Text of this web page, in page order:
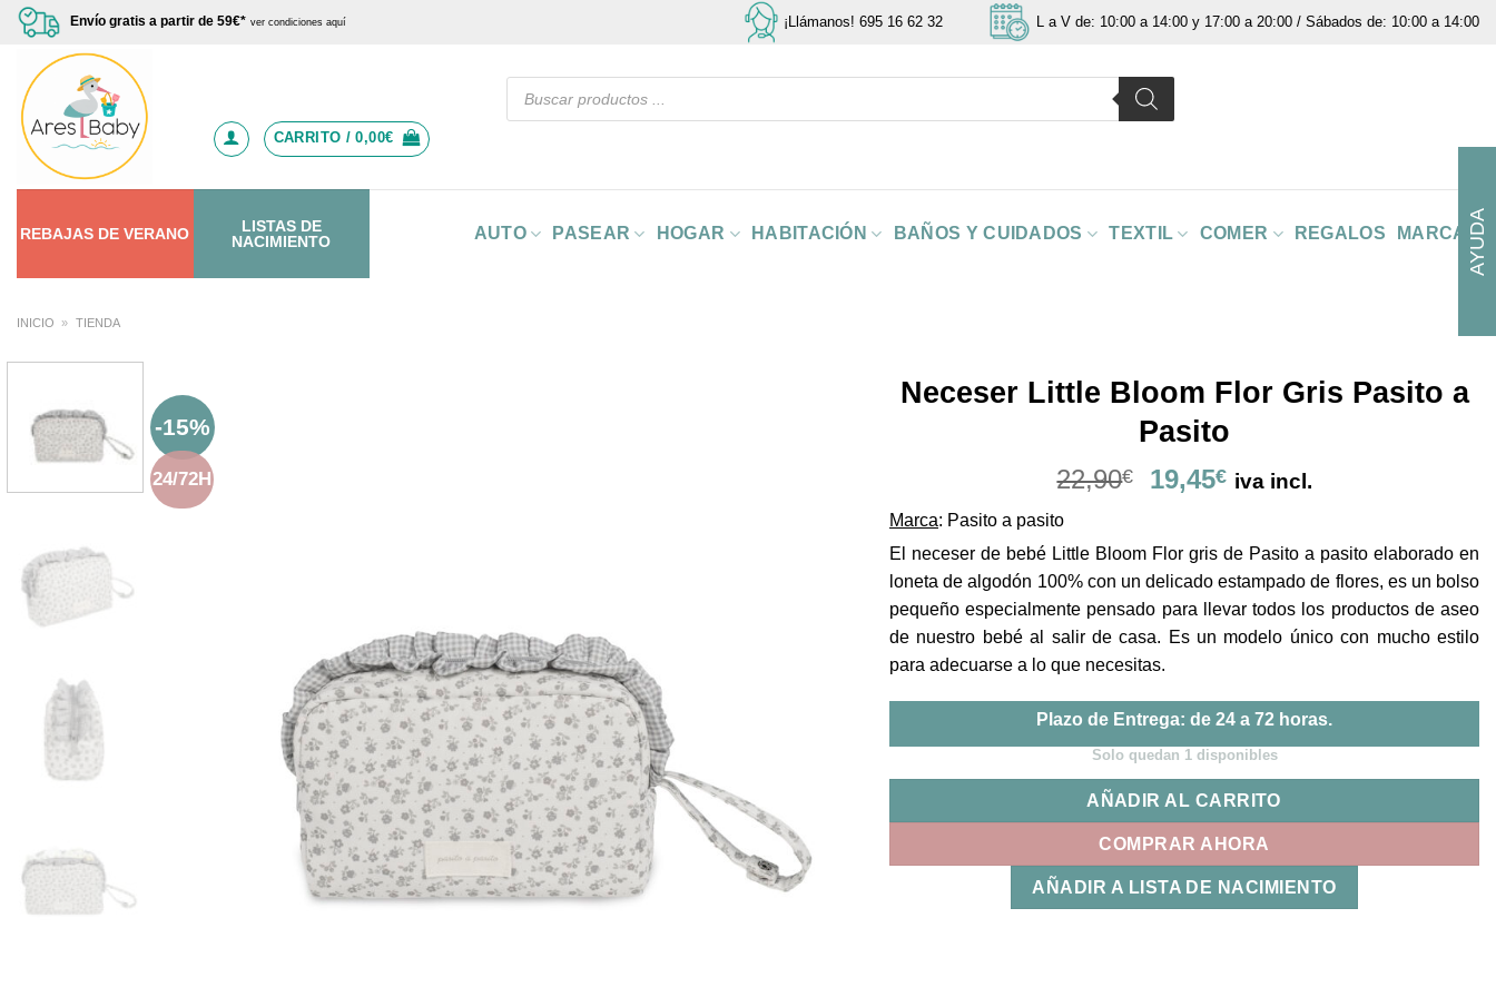
Saltar
contenido
Envío gratis a partir de 59€* ver condiciones aquí ¡Llámanos! 695 16 62 32 L a V de: 10:00 a 14:00 y 17:00 a 20:00 / Sábados de: 10:00 a 14:00
Búsqueda
CARRITO /0,00€
REBAJAS DEVERANO
LISTAS DE
NACIMIENTO
AUTO PASEAR HOGAR HABITACIÓN BAÑOS Y CUIDADOS TEXTIL COMER REGALOS MARCAS
INICIO » TIENDA
-15%
24/72H
Neceser Little Bloom Flor Gris Pasito a
Pasito
22,90€
El
era:
22,90€.
19,45€El
es:
19,45€.
iva incl.
Marca: Pasito a pasito
El neceser de bebé Little Bloom Flor gris de Pasito a pasito elaborado en
loneta de algodón 100% con un delicado estampado de flores, es un bolso
pequeño especialmente pensado para llevar todos los productos de aseo
de nuestro bebé al salir de casa. Es un modelo único con mucho estilo
para adecuarse a lo que necesitas.
Plazo de Entrega: de 24 a 72 horas.
Solo quedan 1 disponibles
AÑADIR AL CARRITO
COMPRAR AHORA
AÑADIR A LISTA DE NACIMIENTO
AYUDA